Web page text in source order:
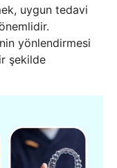
uygun tedavi
yönlendirmesi
şekilde